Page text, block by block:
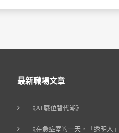
最新職場文章
《AI 職位替代潮》
《在急症室的一天，「透明人